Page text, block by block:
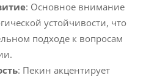
: Основное внимание
устойчивости, что
подходе к вопросам
: Пекин акцентирует